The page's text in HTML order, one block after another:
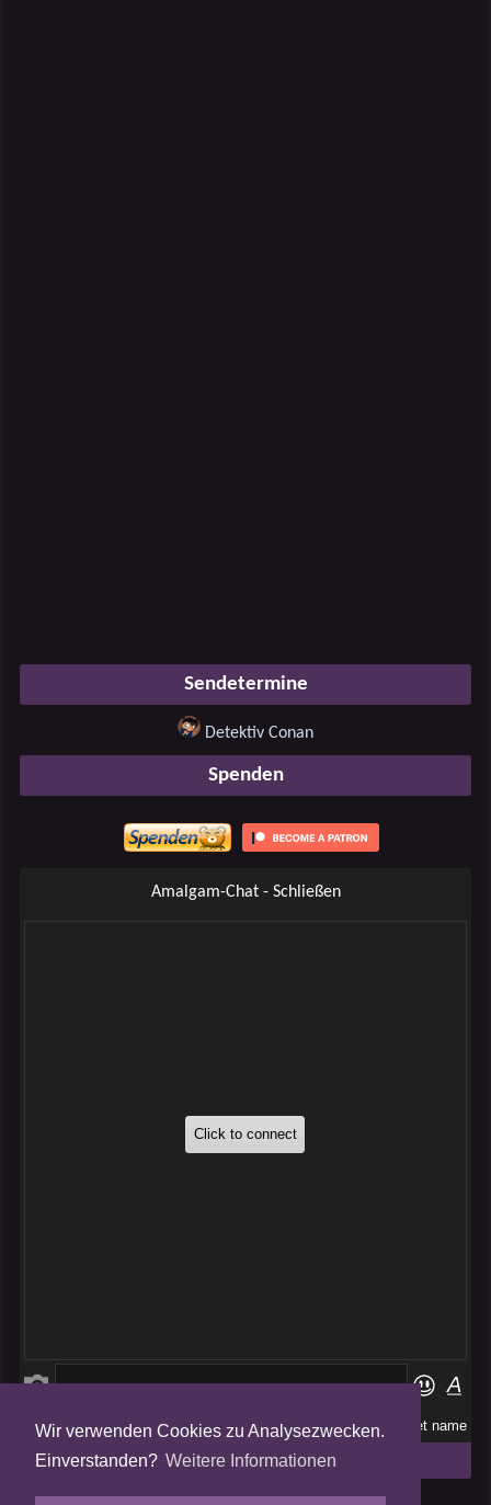
Wir verwenden Cookies zu Analysezwecken.
Einverstanden? Weitere Informationen
Sendetermine
Detektiv Conan
Spenden
Amalgam-Chat - Schließen
Folge uns auf
Tweets by AmalgamFansubs